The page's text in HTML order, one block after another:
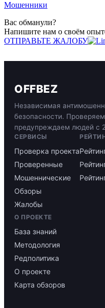
Мошенники
Вас обманули?
Напишите нам о своём
ОТПРАВЬТЕ ЖАЛОБУ
OFFBEZ
Независимая
безопасности.
предупреждаем людей с
СЕРВИСЫ
Проверка проекта
Проверенные
Мошеннические
Обзоры
Жалобы
О ПРОЕКТЕ
База знаний
Методология
Редполитика
О проекте
Карта обзоров